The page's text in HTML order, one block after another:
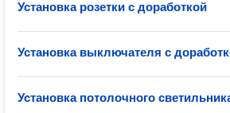
Установка розетки с доработкой
Установка выключателя с
Установка потолочного